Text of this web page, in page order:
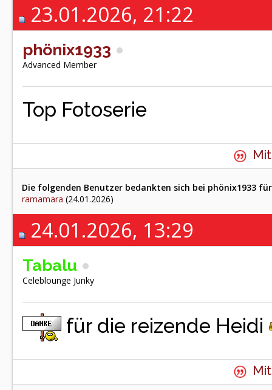
23.01.2026, 21:22
phönix1933
Advanced Member
Top Fotoserie
Die folgenden Benutzer bedankten sich bei phönix1933
ramamara (24.01.2026)
24.01.2026, 13:29
Tabalu
Celeblounge Junky
für die reizende Heidi